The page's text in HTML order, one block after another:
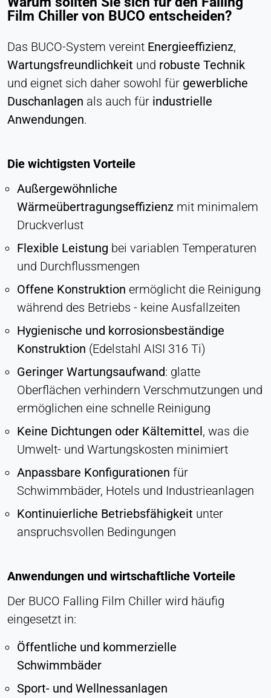
Film Chiller von BUCO entscheiden?
Das BUCO-System vereint Energieeffizienz,
Wartungsfreundlichkeit und robuste Technik
und eignet sich daher sowohl für gewerbliche
Duschanlagen als auch für industrielle
Anwendungen.
Die wichtigsten Vorteile
Außergewöhnliche
Wärmeübertragungseffizienz mit minimalem
Druckverlust
Flexible Leistung bei variablen Temperaturen
und Durchflussmengen
Offene Konstruktion ermöglicht die Reinigung
während des Betriebs - keine Ausfallzeiten
Hygienische und korrosionsbeständige
Konstruktion (Edelstahl AISI 316 Ti)
Geringer Wartungsaufwand: glatte
Oberflächen verhindern Verschmutzungen und
ermöglichen eine schnelle Reinigung
Keine Dichtungen oder Kältemittel, was die
Umwelt- und Wartungskosten minimiert
Anpassbare Konfigurationen für
Schwimmbäder, Hotels und Industrieanlagen
Kontinuierliche Betriebsfähigkeit unter
anspruchsvollen Bedingungen
Anwendungen und wirtschaftliche Vorteile
Der BUCO Falling Film Chiller wird häufig
eingesetzt in:
Öffentliche und kommerzielle
Schwimmbäder
Sport- und Wellnessanlagen